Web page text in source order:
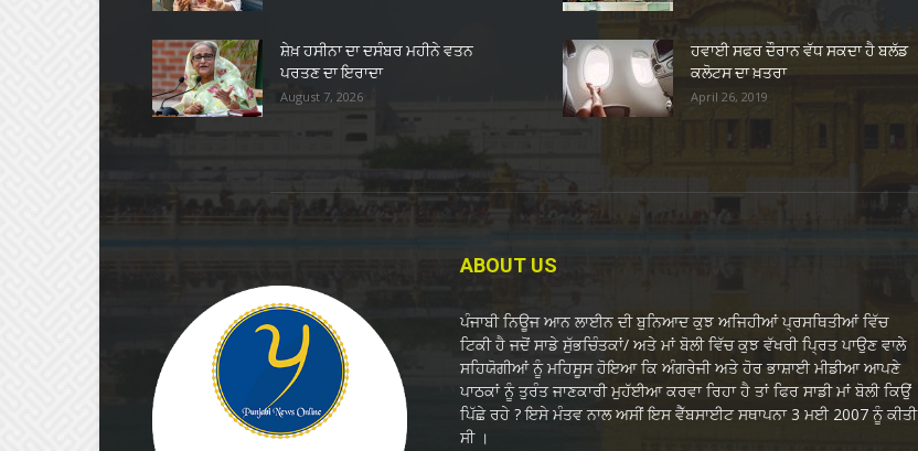
ਸ਼ੇਖ਼ ਹਸੀਨਾ ਦਾ ਦਸੰਬਰ ਮਹੀਨੇ ਵਤਨ
ਪਰਤਣ ਦਾ ਇਰਾਦਾ
August 7, 2026
ਹਵਾਈ ਸਫਰ ਦੌਰਾਨ ਵੱਧ ਸਕਦਾ ਹੈ ਬਲੱਡ
ਕਲੋਟਸ ਦਾ ਖ਼ਤਰਾ
April 26, 2019
ABOUT US
ਪੰਜਾਬੀ ਨਿਊਜ ਆਨ ਲਾਈਨ ਦੀ ਬੁਨਿਆਦ ਕੁਝ ਅਜਿਹੀਆਂ ਪ੍ਰਸਥਿਤੀਆਂ ਵਿੱਚ
ਟਿਕੀ ਹੈ ਜਦੋਂ ਸਾਡੇ ਸੁੱਭਚਿੰਤਕਾਂ/ ਅਤੇ ਮਾਂ ਬੋਲੀ ਵਿੱਚ ਕੁਝ ਵੱਖਰੀ ਪ੍ਰਿਤ ਪਾਉਣ ਵਾਲੇ
ਸਹਿਯੋਗੀਆਂ ਨੂੰ ਮਹਿਸੂਸ ਹੋਇਆ ਕਿ ਅੰਗਰੇਜੀ ਅਤੇ ਹੋਰ ਭਾਸ਼ਾਈ ਮੀਡੀਆ ਆਪਣੇ
ਪਾਠਕਾਂ ਨੂੰ ਤੁਰੰਤ ਜਾਣਕਾਰੀ ਮੁਹੱਈਆ ਕਰਵਾ ਰਿਹਾ ਹੈ ਤਾਂ ਫਿਰ ਸਾਡੀ ਮਾਂ ਬੋਲੀ ਕਿਉਂ
ਪਿੱਛੇ ਰਹੇ ? ਇਸੇ ਮੰਤਵ ਨਾਲ ਅਸੀਂ ਇਸ ਵੈੱਬਸਾਈਟ ਸਥਾਪਨਾ 3 ਮਈ 2007 ਨੂੰ ਕੀਤੀ
ਸੀ ।